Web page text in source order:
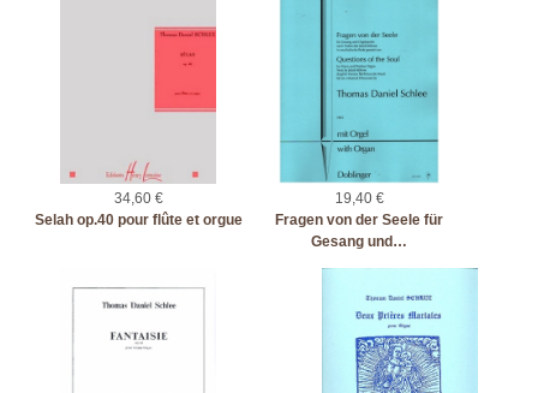
34,60 €
Selah op.40 pour flûte et orgue
19,40 €
Fragen von der Seele für
Gesang und…